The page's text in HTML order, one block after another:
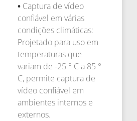
• Captura de vídeo
confiável em várias
condições climáticas:
Projetado para uso em
temperaturas que
variam de -25 ° C a 85 °
C, permite captura de
vídeo confiável em
ambientes internos e
externos.